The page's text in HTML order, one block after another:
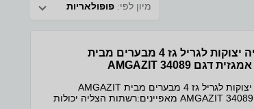
מיון לפי: פופולאריות
רשתות צליה יצוקות לגריל גז 4 מבערים מבית
רשתות צליה יצוקות לגריל גז 4 מבערים מבית AMGAZIT
אמגזית דגם AMGAZIT 34089 מאפיינים:רשתות הצליה יכולות